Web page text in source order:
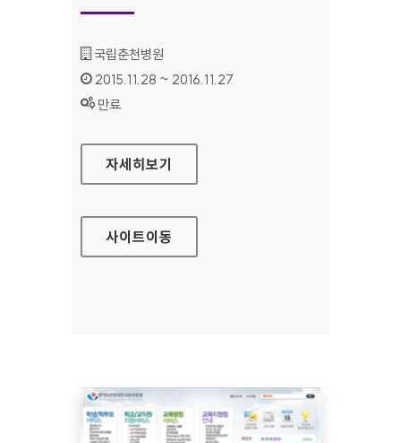
기관명 :
국립춘천병원
인증기간 :
2015.11.28 ~ 2016.11.27
상태 :
만료
국립춘천병원
자세히보기
사이트이동